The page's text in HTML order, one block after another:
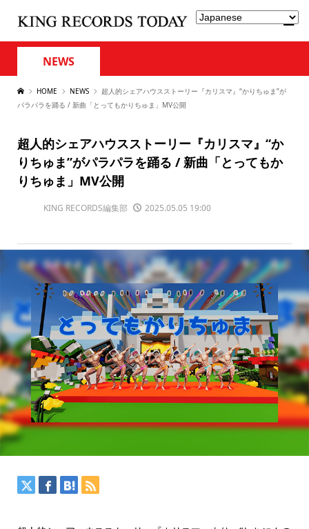
NEWS
HOME NEWS
超人的シェアハウスストーリー『カリスマ』“かりちゅま”が
パラパラを踊る / 新曲「とってもかりちゅま」MV公開
超人的シェアハウスストーリー『カリスマ』“か
りちゅま”がパラパラを踊る / 新曲「とってもか
りちゅま」MV公開
KING RECORDS編集部 2025.05.05 19:00